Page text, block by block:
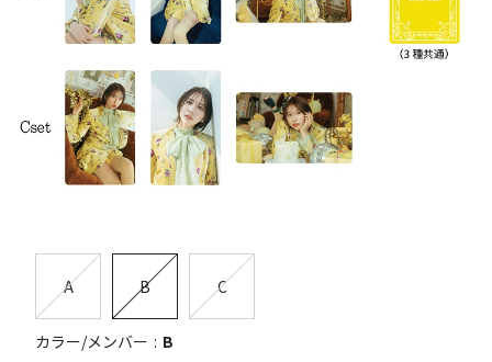
A B C
カラー/メンバー B